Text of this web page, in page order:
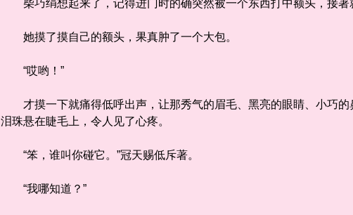
柴巧绢想起来了，记得进门时的确突然被一个东西打中额头，接著
她摸了摸自己的额头，果真肿了一个大包。
“哎哟！”
才摸一下就痛得低呼出声，让那秀气的眉毛、黑亮的眼睛、小巧的
泪珠悬在睫毛上，令人见了心疼。
“笨，谁叫你碰它。”冠天赐低斥著。
“我哪知道？”